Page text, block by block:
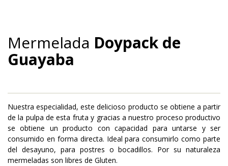
Mermelada Doypack de
Guayaba
Nuestra especialidad, este delicioso producto se obtiene a partir
de la pulpa de esta fruta y gracias a nuestro proceso productivo
se obtiene un producto con capacidad para untarse y ser
consumido en forma directa. Ideal para consumirlo como parte
del desayuno, para postres o bocadillos. Por su naturaleza
mermeladas son libres de Gluten.